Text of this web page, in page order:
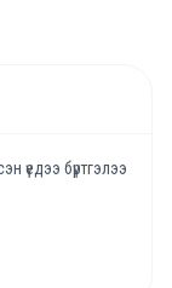
үедээ бүртгэлээ